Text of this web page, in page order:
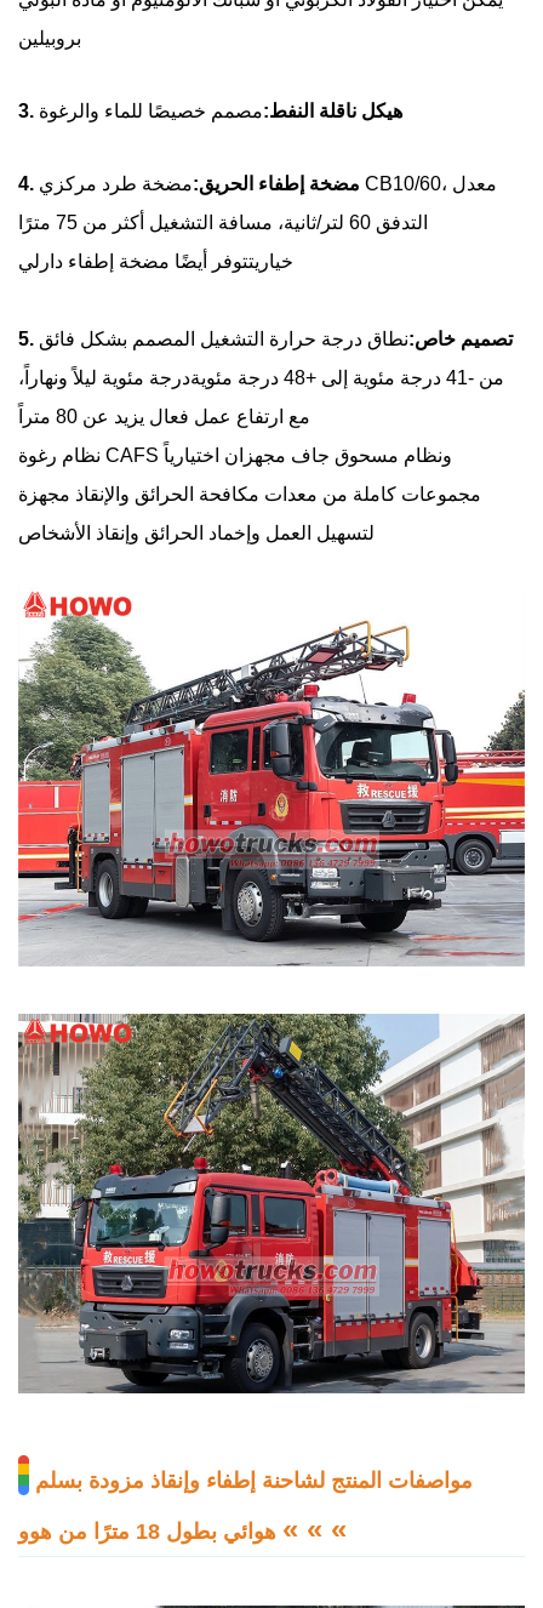
بروبيلين
3. هيكل ناقلة النفط:مصمم خصيصًا للماء والرغوة
4. مضخة إطفاء الحريق:مضخة طرد مركزي CB10/60، معدل
التدفق 60 لتر/ثانية، مسافة التشغيل أكثر من 75 مترًا
خياريتتوفر أيضًا مضخة إطفاء دارلي
5. تصميم خاص:نطاق درجة حرارة التشغيل المصمم بشكل فائق
من -41 درجة مئوية إلى +48 درجة مئوية
درجة مئوية ليلاً ونهاراً،
مع ارتفاع عمل فعال يزيد عن 80 متراً
نظام رغوة CAFS ونظام مسحوق جاف مجهزان اختيارياً
مجموعات كاملة من معدات مكافحة الحرائق والإنقاذ مجهزة
لتسهيل العمل وإخماد الحرائق وإنقاذ الأشخاص
مواصفات المنتج لشاحنة إطفاء وإنقاذ مزودة بسلم
هوائي بطول 18 مترًا من هوو « « «